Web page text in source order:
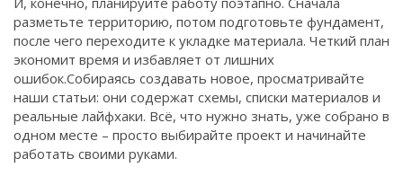
разметьте территорию, потом подготовьте фундамент,
после чего переходите к укладке материала. Четкий план
экономит время и избавляет от лишних
ошибок.Собираясь создавать новое, просматривайте
наши статьи: они содержат схемы, списки материалов и
реальные лайфхаки. Всё, что нужно знать, уже собрано в
одном месте – просто выбирайте проект и начинайте
работать своими руками.